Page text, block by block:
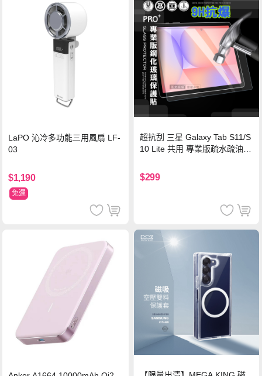
LaPO 沁冷多功能三用風扇 LF-
03
$1,190
免運
超抗刮 三星 Galaxy Tab S11/S
10 Lite 共用 專業版疏水疏油9
$299